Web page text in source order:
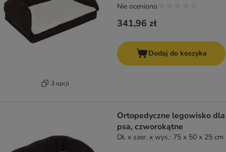
3 opcji
341,96 zł
Nie oceniono
Dodaj do koszyka
Ortopedyczne legowisko dla
psa, czworokątne
Dł. x szer. x wys.: 75 x 50 x 25 cm